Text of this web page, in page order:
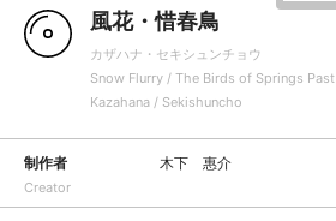
風花・惜春鳥
カザハナ・セキシュンチョウ
Snow Flurry / The Birds of Springs Past
Kazahana / Sekishuncho
制作者
Creator
木下 惠介